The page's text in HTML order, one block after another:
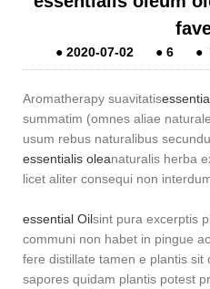
● 2020-07-02 ● 6 ●
Aromatherapy suavitatis
summatim (omnes aliae
usum rebus naturalibus
essentialis oleanaturalis herba
licet aliter consequi non
essential Oilsint pura excerptis
communi non habet in pingue
fere distillate tamen e plantis sit
sapores quidam plantis potest